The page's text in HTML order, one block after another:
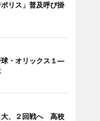
ポリス」普及呼び掛
球・オリックス１―
大、２回戦へ 高校